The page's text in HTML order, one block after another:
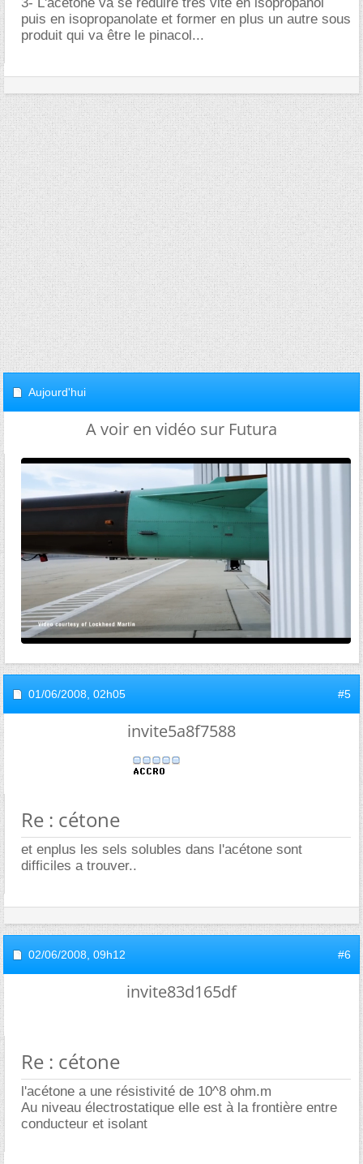
puis en isopropanolate et former en plus un autre sous
produit qui va être le pinacol...
Aujourd'hui
A voir en vidéo sur Futura
01/06/2008, 02h05 #5
invite5a8f7588
Re : cétone
et enplus les sels solubles dans l'acétone sont
difficiles a trouver..
02/06/2008, 09h12 #6
invite83d165df
Re : cétone
l'acétone a une résistivité de 10^8 ohm.m
Au niveau électrostatique elle est à la frontière entre
conducteur et isolant